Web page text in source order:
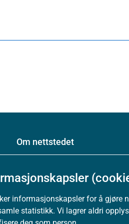
informasjonskapsler for å gjøre
statistikk. Vi lagrer aldri
Om nettstedet
Besøksstatistikk og